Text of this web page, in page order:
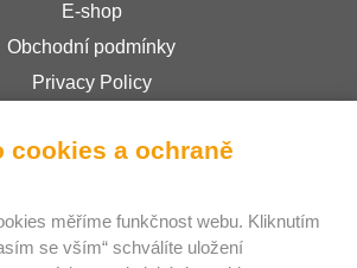
E-shop
Obchodní podmínky
Privacy Policy
Bee Interactive s.r.o.
00 Praha 8 – Libeň
cookies a ochraně
měříme funkčnost webu. Kliknutím
se vším“ schválíte uložení